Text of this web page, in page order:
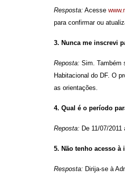
Resposta: Acesse
para confirmar ou
3. Nunca me inscrevi
Reposta: Sim. Também
Habitacional do DF. O
as orientações.
4. Qual é o período
Reposta: De 11/07/2011
5. Não tenho acesso
Resposta: Dirija-se à